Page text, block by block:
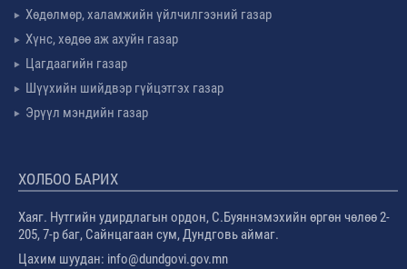
Хөдөлмөр, халамжийн үйлчилгээний газар
Хүнс, хөдөө аж ахуйн газар
Цагдаагийн газар
Шүүхийн шийдвэр гүйцэтгэх газар
Эрүүл мэндийн газар
ХОЛБОО БАРИХ
Хаяг. Нутгийн удирдлагын ордон, С.Буяннэмэхийн өргөн чөлөө 2-
205, 7-р баг, Сайнцагаан сум, Дундговь аймаг.
Цахим шуудан: info@dundgovi.gov.mn